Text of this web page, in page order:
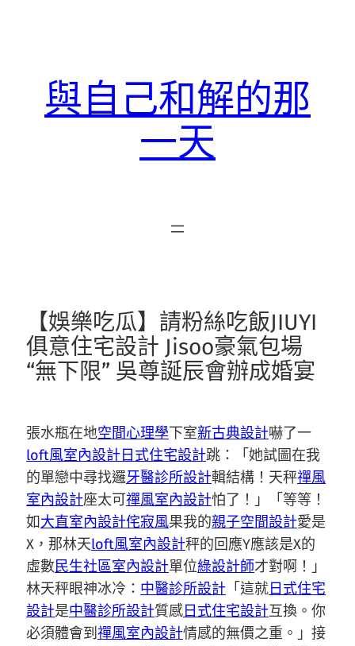
與自己和解的那
一天
【娛樂吃瓜】請粉絲吃飯JIUYI
俱意住宅設計 Jisoo豪氣包場
“無下限” 吳尊誕辰會辦成婚宴
張水瓶在地空間心理學下室新古典設計嚇了一
loft風室內設計日式住宅設計跳：「她試圖在我
的單戀中尋找邏牙醫診所設計輯結構！天秤禪風
室內設計座太可禪風室內設計怕了！」「等等！
如大直室內設計侘寂風果我的親子空間設計愛是
X，那林天loft風室內設計秤的回應Y應該是X的
虛數民生社區室內設計單位綠設計師才對啊！」
林天秤眼神冰冷： 中醫診所設計 「這就日式住宅
設計是中醫診所設計質感日式住宅設計互換。你
必須體會到 禪風室內設計情感的無價之重。」接